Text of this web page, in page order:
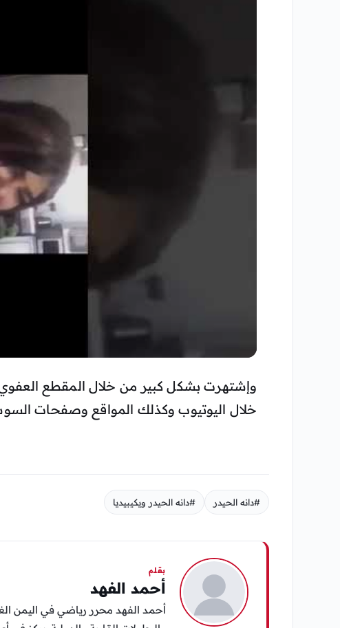
▶
وإشتهرت بشكل كبير من خلال المقطع
خلال اليوتيوب وكذلك المواقع وصفحات
#دانه الحيدر #دانه الحيدر ويكيبيديا
بقلم
أحمد الفهد
أحمد الفهد محرر رياضي في اليمن